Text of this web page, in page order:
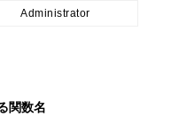
Administrator
関数名